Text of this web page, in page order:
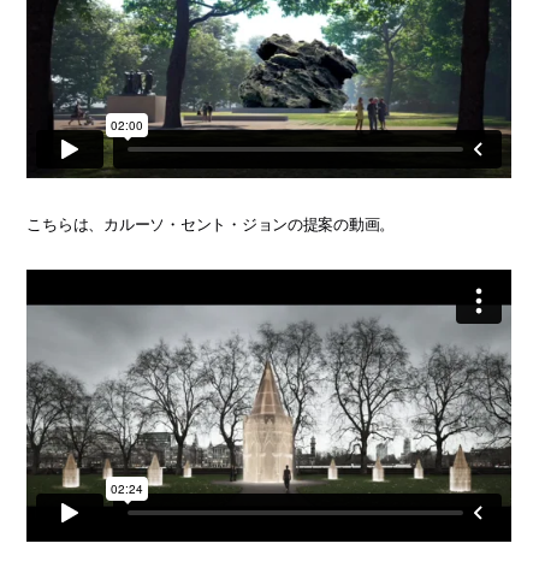
こちらは、カルーソ・セント・ジョンの提案の動画。